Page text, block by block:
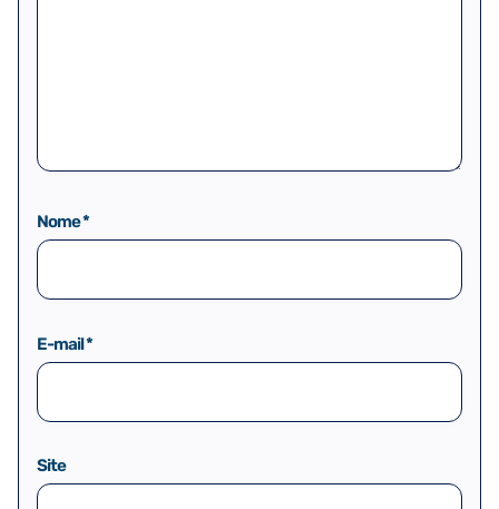
Nome*
E-mail*
Site